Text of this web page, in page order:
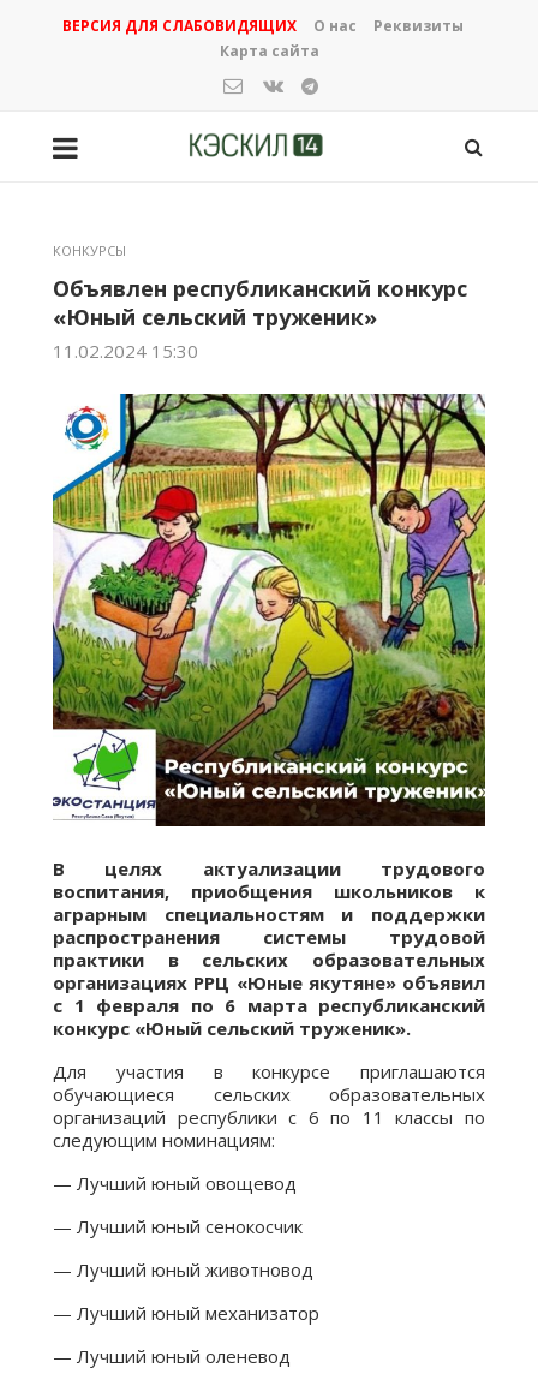
ВЕРСИЯ ДЛЯ СЛАБОВИДЯЩИХ О нас
Реквизиты
Карта сайта
КОНКУРСЫ
Объявлен республиканский конкурс
«Юный сельский труженик»
11.02.2024 15:30
В целях актуализации трудового
воспитания, приобщения школьников к
аграрным специальностям и поддержки
распространения системы трудовой
практики в сельских образовательных
организациях РРЦ «Юные якутяне» объявил
с 1 февраля по 6 марта республиканский
конкурс «Юный сельский труженик».
Для участия в конкурсе приглашаются
обучающиеся сельских образовательных
организаций республики с 6 по 11 классы по
следующим номинациям:
— Лучший юный овощевод
— Лучший юный сенокосчик
— Лучший юный животновод
— Лучший юный механизатор
— Лучший юный оленевод